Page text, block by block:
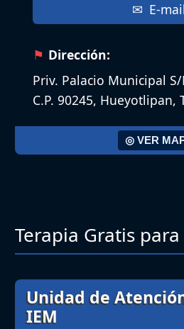
E-mail
Dirección:
Priv. Palacio Municipal
C.P. 90245, Hueyotlipan,
◎ VER
Terapia Gratis
Unidad de
IEM